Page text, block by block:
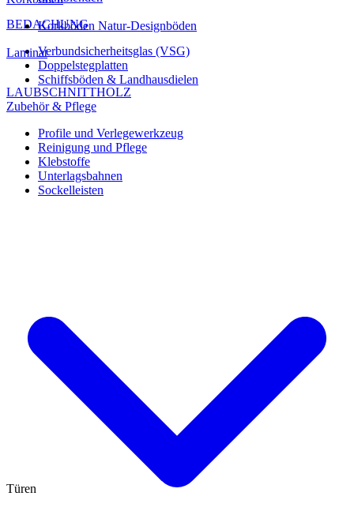
BEDACHUNG
Verbundsicherheitsglas (VSG)
Doppelstegplatten
LAUBSCHNITTHOLZ
Korkböden Natur-Designböden
Laminat
Schiffsböden & Landhausdielen
Zubehör & Pflege
Profile und Verlegewerkzeug
Reinigung und Pflege
Klebstoffe
Unterlagsbahnen
Sockelleisten
Türen